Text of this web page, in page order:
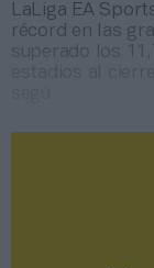
LaLiga EA
récord en las
superado los